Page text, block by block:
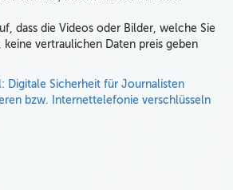
dass die Videos oder Bilder, welche Sie
vertraulichen Daten preis geben
Digitale Sicherheit für Journalisten
bzw. Internettelefonie verschlüsseln